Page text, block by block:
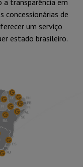
a transparência em
concessionárias de
um serviço
estado brasileiro.